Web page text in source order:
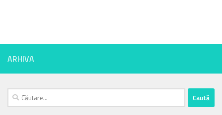
ARHIVA
Caută
după: